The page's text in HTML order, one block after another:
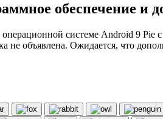
обеспечение и
системе Android 9 Pie
не объявлена. Ожидается, что